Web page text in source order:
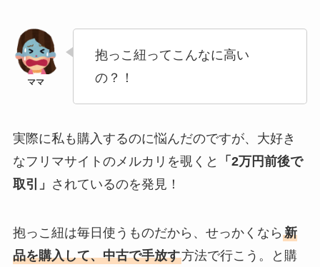
抱っこ紐ってこんなに高い
の？！
実際に私も購入するのに悩んだのですが、大好き
なフリマサイトのメルカリを覗くと
「2万円前後で
取引」 されているのを発見！
抱っこ紐は毎日使うものだから、せっかくなら 新
品を購入して、中古で手放す方法で行こう。と購